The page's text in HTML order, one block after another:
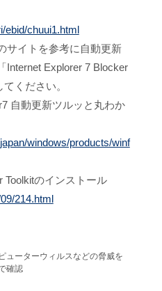
ebid/chuui1.html
サイトを参考に自動更新
Internet Explorer 7 Blocker
ください。
自動更新ツルッと丸わか
windows/products/winf
Toolkitのインストール
214.html
ューターウィルスなどの脅威を
確認